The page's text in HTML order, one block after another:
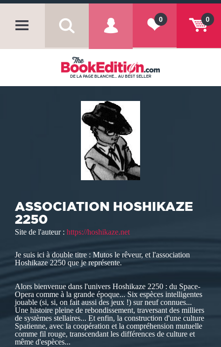
0
0
DE LA PAGE BLANCHE... AU BEST SELLER
ASSOCIATION HOSHIKAZE
2250
Site de l'auteur : https://hoshikaze.net
Je suis ici à double titre : Mutos le rêveur, et l'association
Hoshikaze 2250 que je représente.
Alors bienvenue dans l'univers Hoshikaze 2250 : du Space-
Opera comme à la grande époque... Six espèces intelligentes
jouable (si, si, on fait aussi des jeux !) sur neuf connues...
Une histoire pleine de rebondissement, traversant des milliers
de systèmes stellaires... Et enfin, la construction d'une culture
Spatienne, avec la coopération et la compréhension mutuelle
comme fil rouge, transcendant les différences de culture et
même d'espèces...